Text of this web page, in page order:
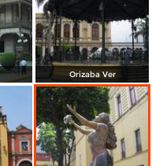
Orizaba Ver